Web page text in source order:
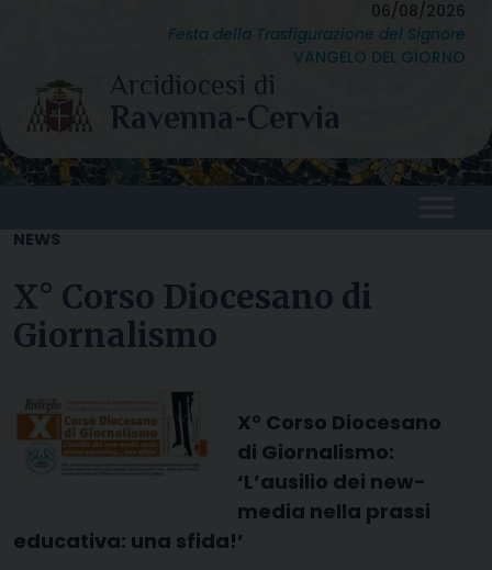
content
06/08/2026
Festa della Trasfigurazione del Signore
VANGELO DEL GIORNO
NEWS
X° Corso Diocesano di
Giornalismo
X° Corso Diocesano
di Giornalismo:
‘L’ausilio dei new-
media nella prassi
educativa: una sfida!’